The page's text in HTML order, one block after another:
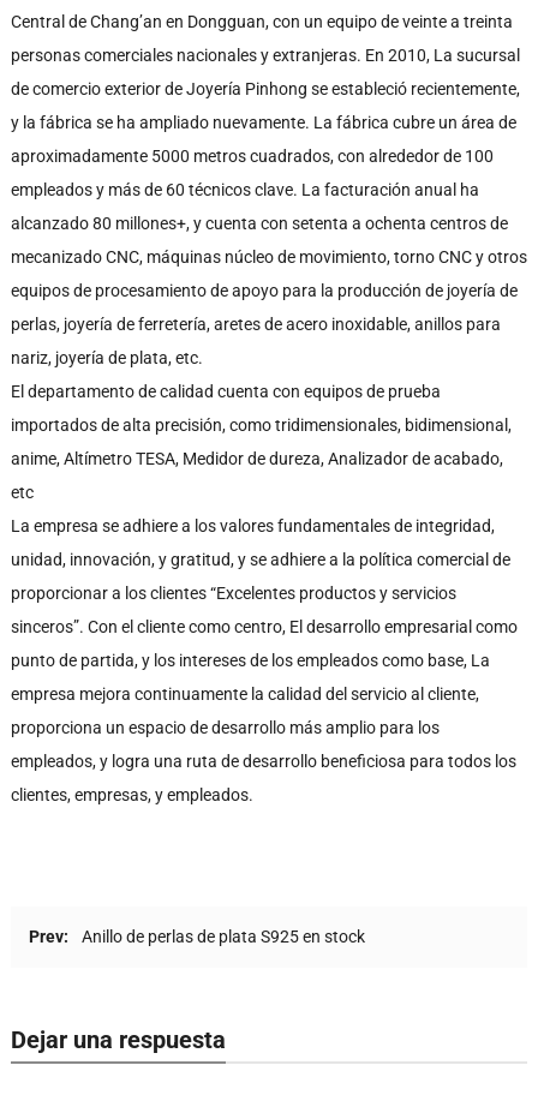
Central de Chang’an en Dongguan, con un equipo de veinte a treinta
personas comerciales nacionales y extranjeras. En 2010, La sucursal
de comercio exterior de Joyería Pinhong se estableció recientemente,
y la fábrica se ha ampliado nuevamente. La fábrica cubre un área de
aproximadamente 5000 metros cuadrados, con alrededor de 100
empleados y más de 60 técnicos clave. La facturación anual ha
alcanzado 80 millones+, y cuenta con setenta a ochenta centros de
mecanizado CNC, máquinas núcleo de movimiento, torno CNC y otros
equipos de procesamiento de apoyo para la producción de joyería de
perlas, joyería de ferretería, aretes de acero inoxidable, anillos para
nariz, joyería de plata, etc.
El departamento de calidad cuenta con equipos de prueba
importados de alta precisión, como tridimensionales, bidimensional,
anime, Altímetro TESA, Medidor de dureza, Analizador de acabado,
etc
La empresa se adhiere a los valores fundamentales de integridad,
unidad, innovación, y gratitud, y se adhiere a la política comercial de
proporcionar a los clientes “Excelentes productos y servicios
sinceros”. Con el cliente como centro, El desarrollo empresarial como
punto de partida, y los intereses de los empleados como base, La
empresa mejora continuamente la calidad del servicio al cliente,
proporciona un espacio de desarrollo más amplio para los
empleados, y logra una ruta de desarrollo beneficiosa para todos los
clientes, empresas, y empleados.
Prev: Anillo de perlas de plata S925 en stock
Dejar una respuesta